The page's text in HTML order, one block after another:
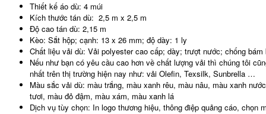
Thiết kế áo dù: 4 múi
Kích thước tán dù: 2,5 m x 2,5 m
Độ cao tán dù: 2,15 m
Kèo: Sắt hộp; cạnh: 13 x 26 mm; độ dày: 1 ly
Chất liệu vải dù: Vải polyester cao cấp; dày; trượt nước; chống bám
Nếu như bạn có yêu cầu cao hơn về chất lượng vải thì chúng tôi
nhất trên thị trường hiện nay như: vải Olefin, Texsilk, Sunbrella …
Màu sắc vải dù: màu trắng, màu xanh rêu, màu nâu, màu xanh
tươi, màu đỏ đậm, màu xám, màu xanh lá
Dịch vụ tùy chọn: In logo thương hiệu, thông điệp quảng cáo, chọn